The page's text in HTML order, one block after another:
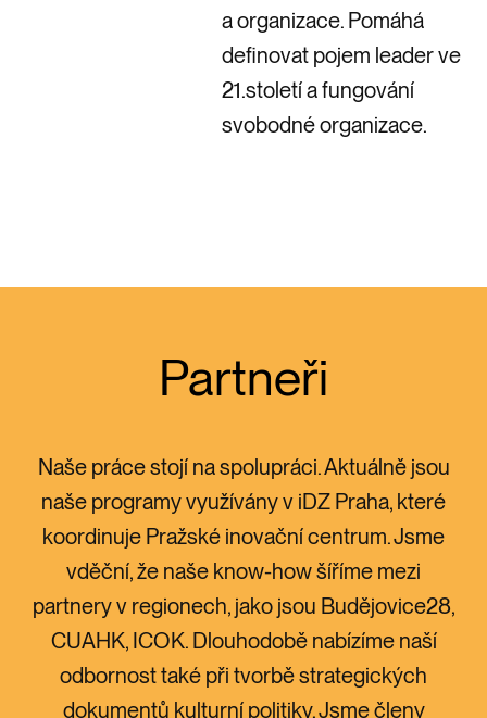
a organizace. Pomáhá
definovat pojem leader ve
21.století a fungování
svobodné organizace.
Partneři
Naše práce stojí na spolupráci. Aktuálně jsou
naše programy využívány v iDZ Praha, které
koordinuje Pražské inovační centrum. Jsme
vděční, že naše know-how šíříme mezi
partnery v regionech, jako jsou Budějovice28,
CUAHK, ICOK. Dlouhodobě nabízíme naší
odbornost také při tvorbě strategických
dokumentů kulturní politiky. Jsme členy